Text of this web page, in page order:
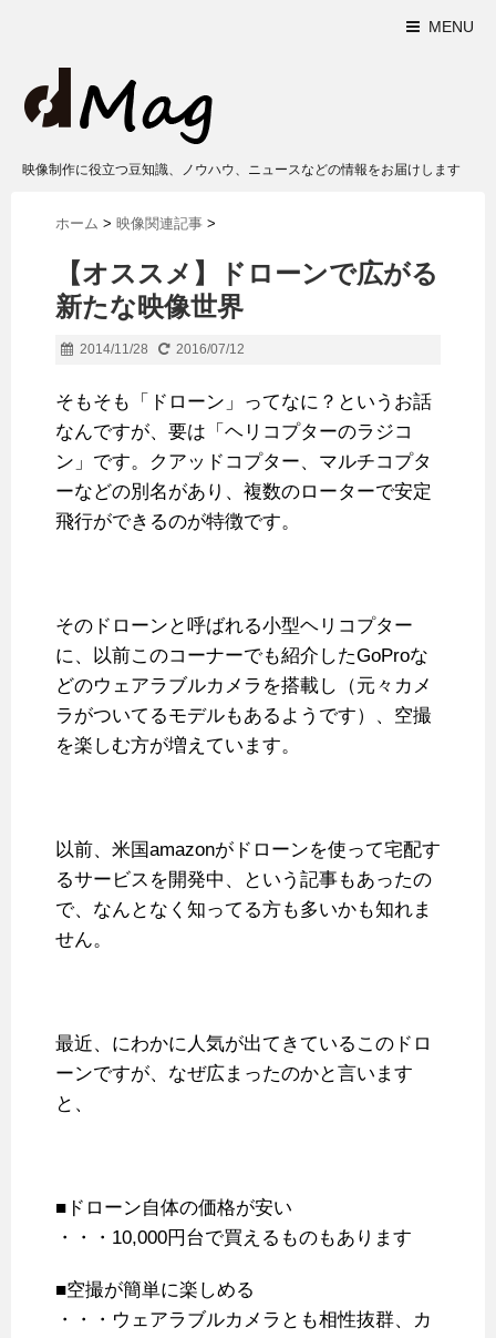
MENU
映像制作に役立つ豆知識、ノウハウ、ニュースなどの情報をお届けします
ホーム > 映像関連記事 >
【オススメ】ドローンで広がる
新たな映像世界
2014/11/28 2016/07/12
そもそも「ドローン」ってなに？というお話
なんですが、要は「ヘリコプターのラジコ
ン」です。クアッドコプター、マルチコプタ
ーなどの別名があり、複数のローターで安定
飛行ができるのが特徴です。
そのドローンと呼ばれる小型ヘリコプター
に、以前このコーナーでも紹介したGoProな
どのウェアラブルカメラを搭載し（元々カメ
ラがついてるモデルもあるようです）、空撮
を楽しむ方が増えています。
以前、米国amazonがドローンを使って宅配す
るサービスを開発中、という記事もあったの
で、なんとなく知ってる方も多いかも知れま
せん。
最近、にわかに人気が出てきているこのドロ
ーンですが、なぜ広まったのかと言います
と、
■ドローン自体の価格が安い
・・・10,000円台で買えるものもあります
■空撮が簡単に楽しめる
・・・ウェアラブルカメラとも相性抜群、カ